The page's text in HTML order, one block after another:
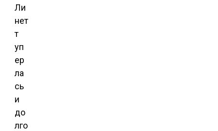
Ли
нет
т
уп
ер
ла
сь
и
до
лго